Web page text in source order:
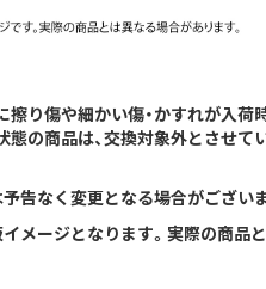
り傷や細かい傷・かすれが入荷
の商品は、交換対象外とさせて
告なく変更となる場合がございま
メージとなります。実際の商品